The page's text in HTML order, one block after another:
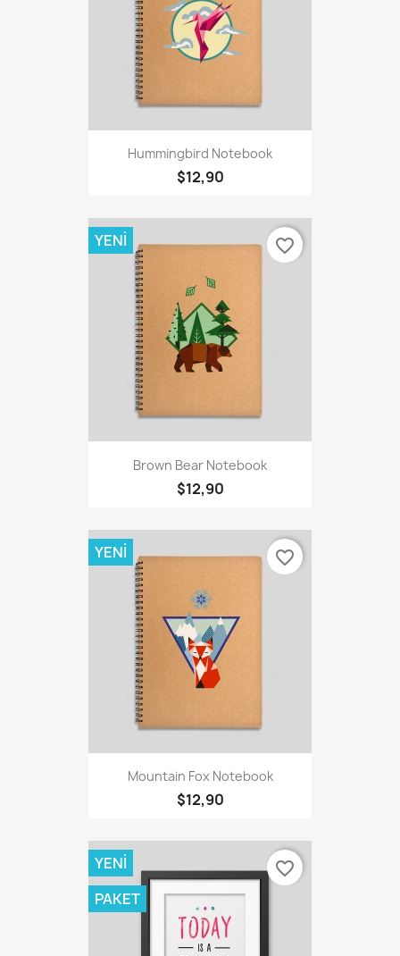
Hummingbird Notebook
$12,90
Brown Bear Notebook
$12,90
YENI favorite_border
Mountain Fox Notebook
$12,90
YENI favorite_border
YENI
PAKET
favorite_border